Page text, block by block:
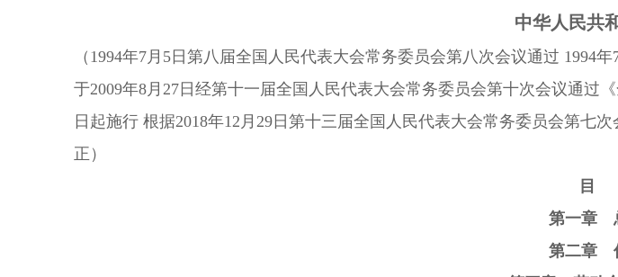
中华人民共
（1994年7月5日第八届全国人民代表大会常务委员会第八次会议通过 1994
于2009年8月27日经第十一届全国人民代表大会常务委员会第十次会议通过
日起施行 根据2018年12月29日第十三届全国人民代表大会常务委员会第七
正）
目
第一章
第二章